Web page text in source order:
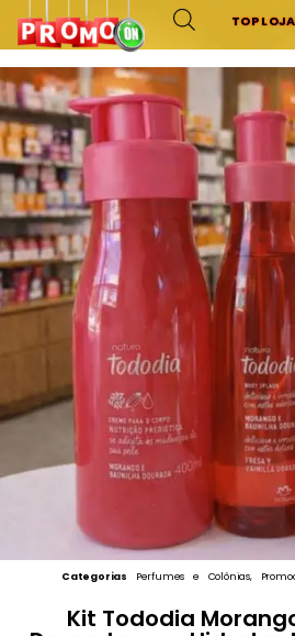
TOP
Categorias Perfumes e Colônias,
Kit Tododia